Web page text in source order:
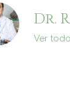
Dr.
Ver